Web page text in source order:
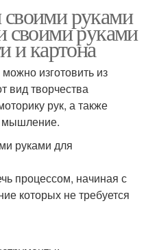
руками
своими руками
и картона
изготовить из
вид творчества
рук, а также
мышление.
руками для
процессом, начиная с
которых не требуется